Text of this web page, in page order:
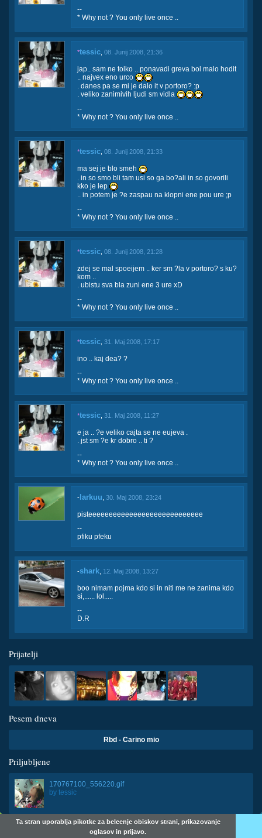
--
* Why not ? You only live once ..
*tessic 08. Junij 2008, 21:36
jap.. sam ne tolko .. ponavadi greva bol malo hodit
.. najvex eno urco
. danes pa se mi je dalo it v portoro? :p
. veliko zanimivih ljudi sm vidla
--
* Why not ? You only live once ..
*tessic 08. Junij 2008, 21:33
ma sej je blo smeh
. in so smo bli tam usi so ga bo?ali in so govorili
kko je lep
.. in potem je ?e zaspau na klopni ene pou ure ;p
--
* Why not ? You only live once ..
*tessic 08. Junij 2008, 21:28
zdej se mal spoeijem .. ker sm ?la v portoro? s ku?
kom ..
. ubistu sva bla zuni ene 3 ure xD
--
* Why not ? You only live once ..
*tessic 31. Maj 2008, 17:17
ino .. kaj dea? ?
--
* Why not ? You only live once ..
*tessic 31. Maj 2008, 11:27
e ja .. ?e veliko cajta se ne eujeva .
. jst sm ?e kr dobro .. ti ?
--
* Why not ? You only live once ..
- larkuu 30. Maj 2008, 23:24
pisteeeeeeeeeeeeeeeeeeeeeeeeeeee
--
pfiku pfeku
-shark 12. Maj 2008, 13:27
boo nimam pojma kdo si in niti me ne zanima kdo
si,...... lol.....
--
D.R
Prijatelji
Pesem dneva
Rbd - Carino mio
Priljubljene
170767100_556220.gif
by tessic
Ta stran uporablja pikotke za beleenje obiskov strani, prikazovanje
oglasov in prijavo.